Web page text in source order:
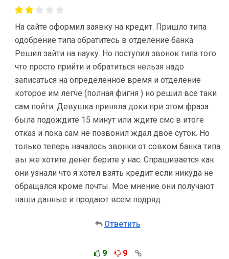
На сайте оформил заявку на кредит. Пришло типа
одобрение типа обратитесь в отделение банка.
Решил зайти на науку. Но поступил звонок типа того
что просто прийти и обратиться нельзя надо
записаться на определенное время и отделение
которое им легче (полная фигня ) но решил все таки
сам пойти. Девушка приняла доки при этом фраза
была подождите 15 минут или ждите смс в итоге
отказ и пока сам не позвонил ждал двое суток. Но
только теперь началось звонки от совком банка типа
вы же хотите денег берите у нас. Спрашивается как
они узнали что я хотел взять кредит если никуда не
обращался кроме почты. Мое мнение они получают
наши данные и продают всем подряд.
Ответить
9 9